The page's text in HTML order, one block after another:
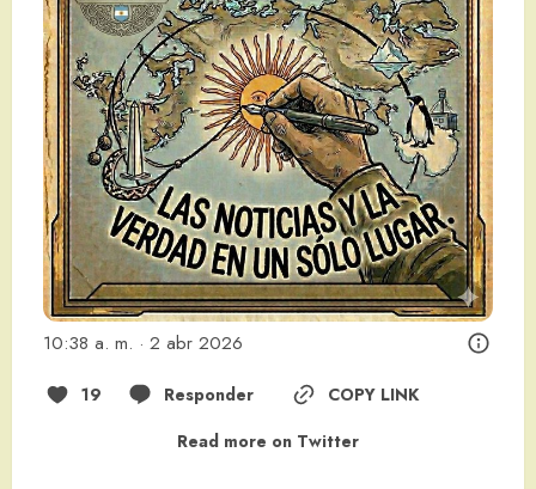
10:38 a. m. · 2 abr 2026
19 Responder
COPY LINK
Read more on Twitter